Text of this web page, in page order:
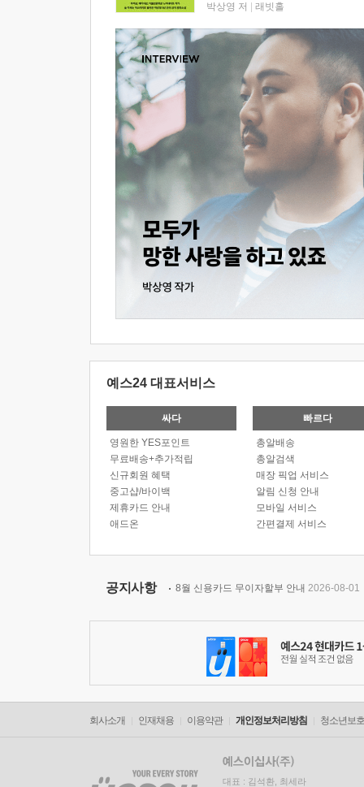
박상영 저 래빗홀
예스24 대표서비스
싸다
영원한 YES포인트
무료배송+추가적립
신규회원 혜택
중고샵/바이백
제휴카드 안내
애드온
빠르다
총알배송
총알검색
매장 픽업 서비스
알림 신청 안내
모바일 서비스
간편결제 서비스
공지사항 8월 신용카드 무이자할부 안내 2026-08-01
회사소개 인재채용 이용약관 개인정보처리방침 청소년보
대표 : 김석환, 최세라